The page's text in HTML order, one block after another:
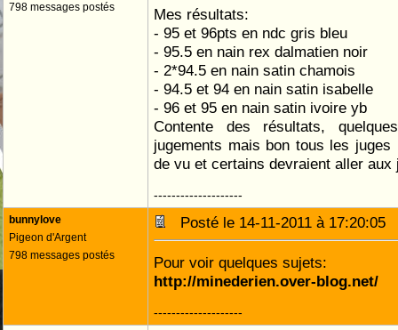
798 messages postés
Mes résultats:
- 95 et 96pts en ndc gris bleu
- 95.5 en nain rex dalmatien noir
- 2*94.5 en nain satin chamois
- 94.5 et 94 en nain satin isabelle
- 96 et 95 en nain satin ivoire yb
Contente des résultats,
jugements mais bon tous les
de vu et certains devraient aller
--------------------
bunnylove
Pigeon d'Argent
798 messages postés
Posté le 14-11-2011 à 17:20:05
Pour voir quelques sujets:
http://minederien.over-blog.net/
--------------------